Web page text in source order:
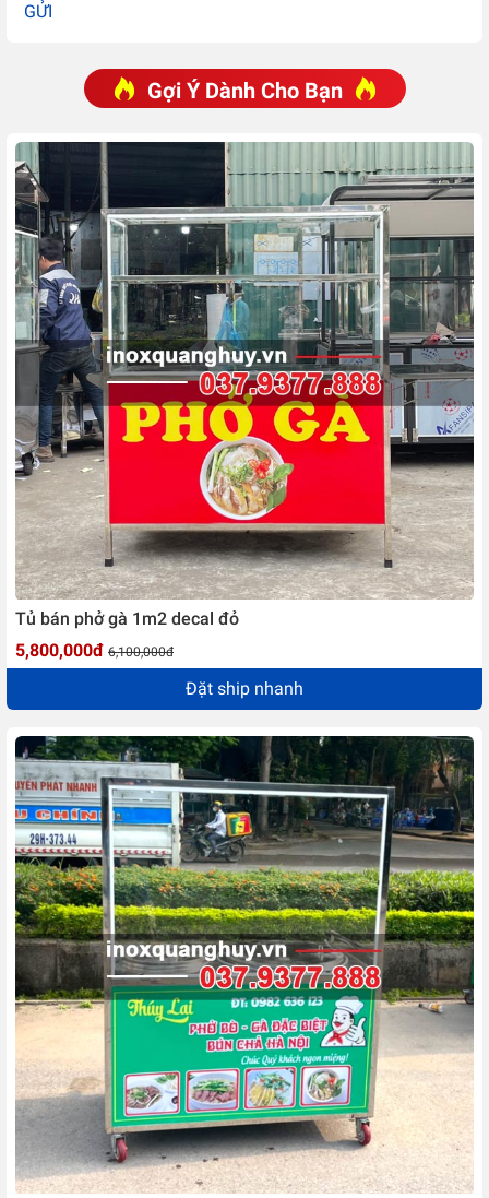
GỬI
Gợi Ý Dành Cho Bạn
Tủ bán phở gà 1m2 decal đỏ
5,800,000đ 6,100,000đ
Đặt ship nhanh